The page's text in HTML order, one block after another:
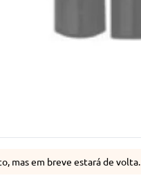
mas em breve estará de volta.